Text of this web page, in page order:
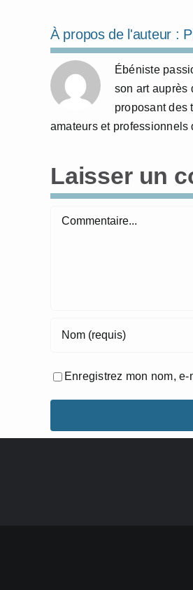
À propos de l'auteur :
Ébéniste
son art auprès
proposant des
amateurs et professionnels
Laisser un
Commentaire
Enregistrez mon nom,